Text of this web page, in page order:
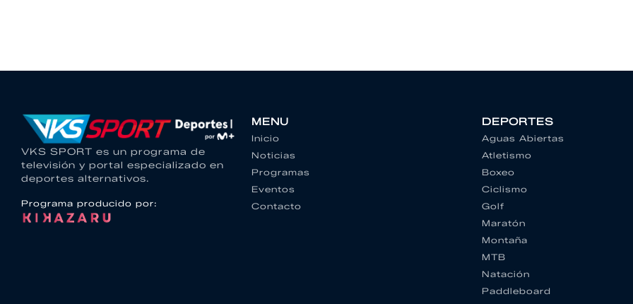
VKS SPORT es un programa de
televisión y portal especializado en
deportes alternativos.
Programa producido por:
MENU
Inicio
Noticias
Programas
Eventos
Contacto
DEPORTES
Aguas Abiertas
Atletismo
Boxeo
Ciclismo
Golf
Maratón
Montaña
MTB
Natación
Paddleboard